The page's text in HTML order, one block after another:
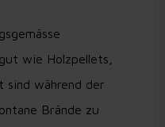
wie Holzpellets,
sind während der
Brände zu